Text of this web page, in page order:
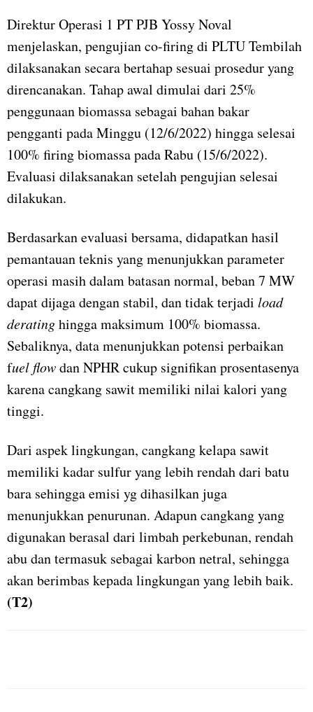
Direktur Operasi 1 PT PJB Yossy Noval
menjelaskan, pengujian co-firing di PLTU Tembilah
dilaksanakan secara bertahap sesuai prosedur yang
direncanakan. Tahap awal dimulai dari 25%
penggunaan biomassa sebagai bahan bakar
pengganti pada Minggu (12/6/2022) hingga selesai
100% firing biomassa pada Rabu (15/6/2022).
Evaluasi dilaksanakan setelah pengujian selesai
dilakukan.
Berdasarkan evaluasi bersama, didapatkan hasil
pemantauan teknis yang menunjukkan parameter
operasi masih dalam batasan normal, beban 7 MW
dapat dijaga dengan stabil, dan tidak terjadi load
deratinghingga maksimum 100% biomassa.
Sebaliknya, data menunjukkan potensi perbaikan
fuel flowdan NPHR cukup signifikan prosentasenya
karena cangkang sawit memiliki nilai kalori yang
tinggi.
Dari aspek lingkungan, cangkang kelapa sawit
memiliki kadar sulfur yang lebih rendah dari batu
bara sehingga emisi yg dihasilkan juga
menunjukkan penurunan. Adapun cangkang yang
digunakan berasal dari limbah perkebunan, rendah
abu dan termasuk sebagai karbon netral, sehingga
akan berimbas kepada lingkungan yang lebih baik.
(T2)